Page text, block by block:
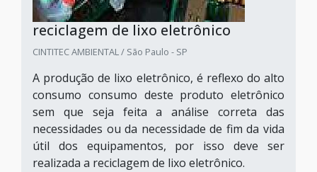
reciclagem de lixo eletrônico
CINTITEC AMBIENTAL / São Paulo - SP
A produção de lixo eletrônico, é reflexo do alto
consumo consumo deste produto eletrônico
sem que seja feita a análise correta das
necessidades ou da necessidade de fim da vida
útil dos equipamentos, por isso deve ser
realizada a reciclagem de lixo eletrônico.